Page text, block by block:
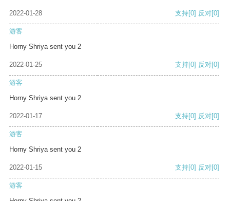
2022-01-28 支持[0] 反对[0]
游客
Horny Shriya sent you 2
2022-01-25 支持[0] 反对[0]
游客
Horny Shriya sent you 2
2022-01-17 支持[0] 反对[0]
游客
Horny Shriya sent you 2
2022-01-15 支持[0] 反对[0]
游客